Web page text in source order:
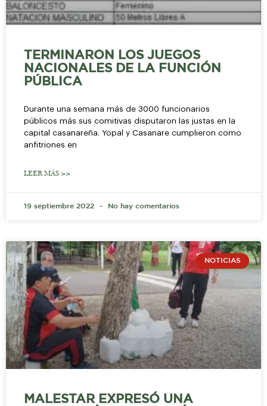
TERMINARON LOS JUEGOS
NACIONALES DE LA FUNCIÓN
PÚBLICA
Durante una semana más de 3000 funcionarios
públicos más sus comitivas disputaron las justas en la
capital casanareña. Yopal y Casanare cumplieron como
anfitriones en
LEER MÁS >>
19 septiembre 2022 No hay comentarios
NOTICIAS
MALESTAR EXPRESÓ UNA